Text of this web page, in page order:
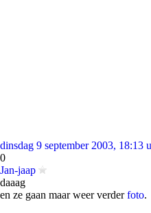
dinsdag 9 september 2003, 18:13
0
Jan-jaap
daaag
en ze gaan maar weer verderfoto.